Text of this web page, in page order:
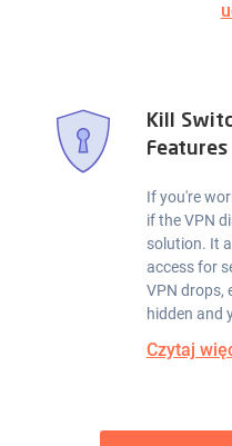
Kill
Features
If you're
if the VPN
solution. It
access for
VPN drops,
hidden and
Czytaj